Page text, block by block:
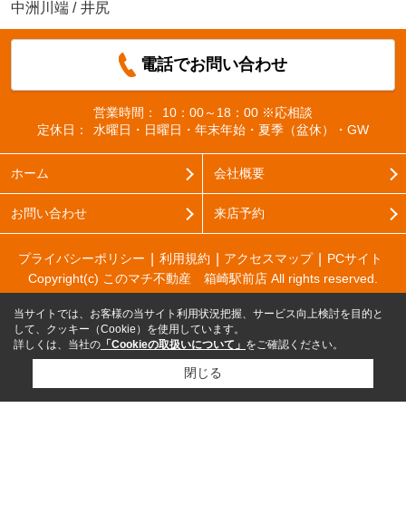
中洲川端 / 井尻
電話でお問い合わせ
営業時間：
10：00～18：00 ※応相談
定休日：
水曜日・日曜日・年末年始・夏季（盆休）・GW
ホーム 会社概要
お問い合わせ 来店予約
プライバシーポリシー 利用規約 アクセスマップ
PCサイト
Copyright(c) このマチ不動産 箱崎駅前店 All rights reserved.
当サイトでは、お客様の当サイト利用状況把握、サービス向上検討を目的と
して、クッキー（Cookie）を使用しています。
詳しくは、当社の 「Cookieの取扱いについて」 をご確認ください。
閉じる